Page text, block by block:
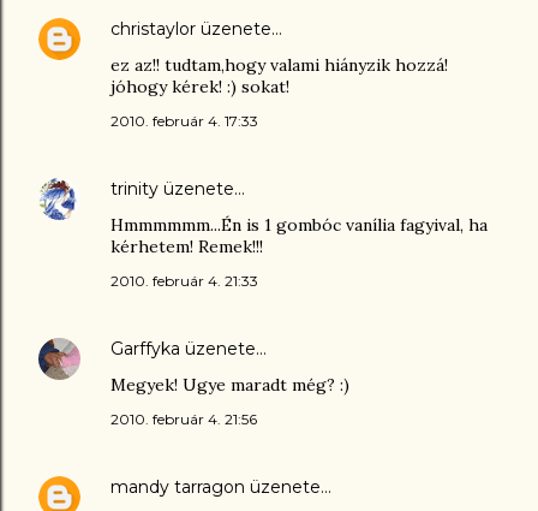
christaylor üzenete…
ez az!! tudtam,hogy valami hiányzik hozzá!
jóhogy kérek! :) sokat!
2010. február 4. 17:33
trinity üzenete…
Hmmmmmm...Én is 1 gombóc vanília fagyival, ha
kérhetem! Remek!!!
2010. február 4. 21:33
Garffyka üzenete…
Megyek! Ugye maradt még? :)
2010. február 4. 21:56
mandy tarragon üzenete…